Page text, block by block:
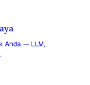
Anda — LLM,